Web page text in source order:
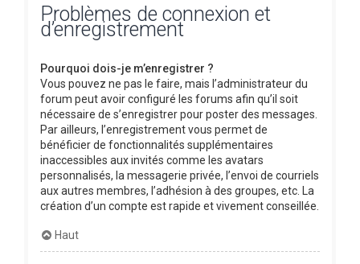
Problèmes de connexion et
d’enregistrement
Pourquoi dois-je m’enregistrer ?
Vous pouvez ne pas le faire, mais l’administrateur du
forum peut avoir configuré les forums afin qu’il soit
nécessaire de s’enregistrer pour poster des messages.
Par ailleurs, l’enregistrement vous permet de
bénéficier de fonctionnalités supplémentaires
inaccessibles aux invités comme les avatars
personnalisés, la messagerie privée, l’envoi de courriels
aux autres membres, l’adhésion à des groupes, etc. La
création d’un compte est rapide et vivement conseillée.
Haut